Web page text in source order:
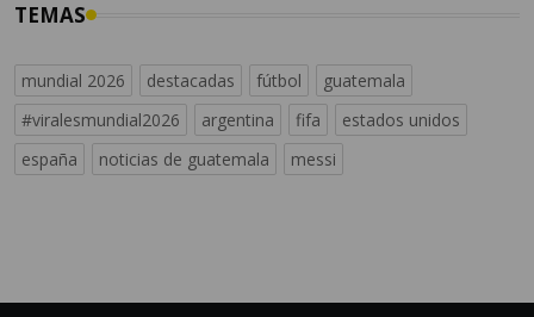
TEMAS
mundial 2026 destacadas fútbol
guatemala
#viralesmundial2026
argentina fifa
estados unidos
españa
noticias de guatemala messi